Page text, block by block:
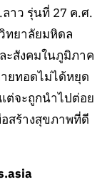
าว รุ่นที่ 27 ค.ศ.
ยาลัยมหิดล
สังคมในภูมิภาค
ยทอดไม่ได้หยุด
ต่จะถูกนำไปต่อย
สร้างสุขภาพที่ดี